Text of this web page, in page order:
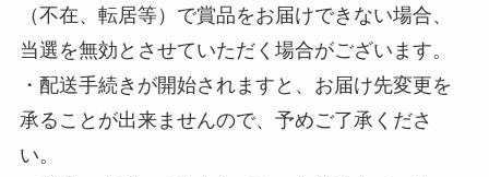
（不在、転居等）で賞品をお届けできない場合、
当選を無効とさせていただく場合がございます。
・配送手続きが開始されますと、お届け先変更を
承ることが出来ませんので、予めご了承くださ
い。